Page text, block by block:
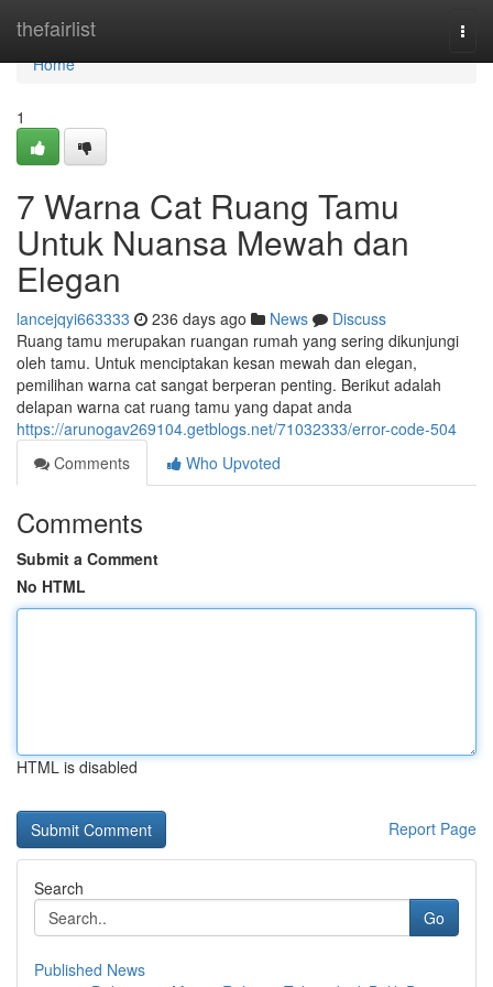
thefairlist
Home
Home
1
7 Warna Cat Ruang Tamu
Untuk Nuansa Mewah dan
Elegan
lancejqyi663333 236 days ago News
Discuss
Ruang tamu merupakan ruangan rumah yang sering dikunjungi
oleh tamu. Untuk menciptakan kesan mewah dan elegan,
pemilihan warna cat sangat berperan penting. Berikut adalah
delapan warna cat ruang tamu yang dapat anda
https://arunogav269104.getblogs.net/71032333/error-code-504
Comments
Who Upvoted
Comments
Submit a Comment
No HTML
HTML is disabled
Report Page
Search
Go
Published News